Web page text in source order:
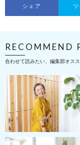
シェア ツ
RECOMMEND
合わせて読みたい、編集部オス